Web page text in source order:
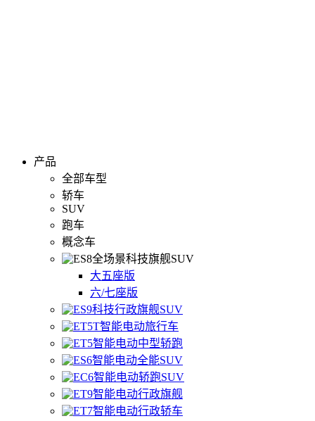
产品
全部车型
轿车
SUV
跑车
概念车
全场景科技旗舰SUV
大五座版
六/七座版
科技行政旗舰SUV
智能电动旅行车
智能电动中型轿跑
智能电动全能SUV
智能电动轿跑SUV
智能电动行政旗舰
智能电动行政轿车